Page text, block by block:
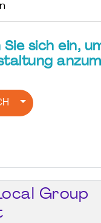
n
sich ein,
Group